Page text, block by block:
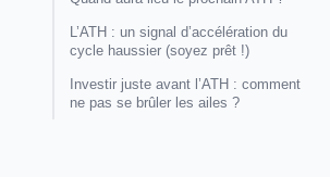
L’ATH : un signal d’accélération du
cycle haussier (soyez prêt !)
Investir juste avant l’ATH : comment
ne pas se brûler les ailes ?